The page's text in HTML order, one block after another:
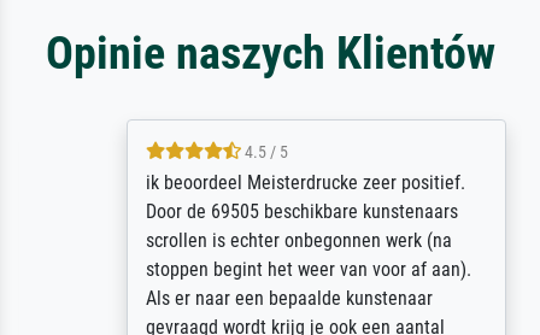
Opinie naszych Klientów
4.5 / 5
ik beoordeel Meisterdrucke zeer positief.
Door de 69505 beschikbare kunstenaars
scrollen is echter onbegonnen werk (na
stoppen begint het weer van voor af aan).
Als er naar een bepaalde kunstenaar
gevraagd wordt krijg je ook een aantal